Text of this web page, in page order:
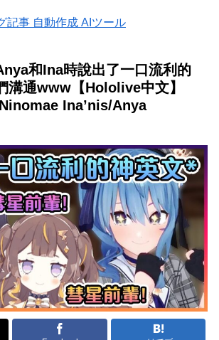
記事 自動作成 AIツール
和Ina時說出了一口流利的
溝通www【Hololive中文】
Ninomae Ina’nis/Anya